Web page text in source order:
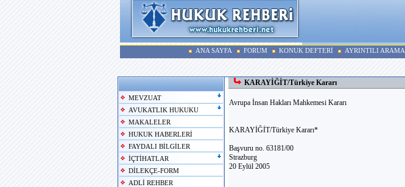
ANA SAYFA FORUM KONUK DEFTERİ AYRINTILI ARAMA
MEVZUAT
AVUKATLIK HUKUKU
MAKALELER
HUKUK HABERLERİ
FAYDALI BİLGİLER
İÇTİHATLAR
DİLEKÇE-FORM
ADLİ REHBER
KARAYİĞİT/Türkiye Kararı
Avrupa İnsan Hakları Mahkemesi Kararı
KARAYİĞİT/Türkiye Kararı*
Başvuru no. 63181/00
Strazburg
20 Eylül 2005